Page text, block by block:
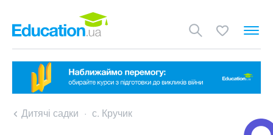
Дитячі садки с. Кручик